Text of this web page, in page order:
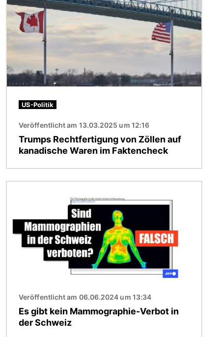
US-Politik
Veröffentlicht am 13.03.2025 um 12:16
Trumps Rechtfertigung von Zöllen auf
kanadische Waren im Faktencheck
Veröffentlicht am 06.06.2024 um 13:34
Es gibt kein Mammographie-Verbot in
der Schweiz